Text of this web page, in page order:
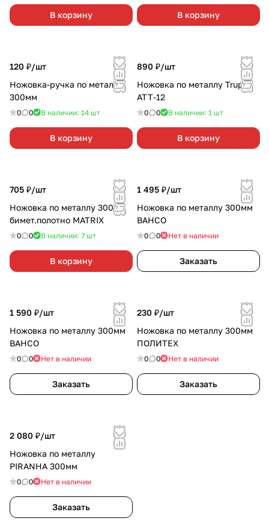
В корзину В корзину
120 ₽/шт
Ножовка-ручка по металлу
300мм
0 0 В наличии: 14 шт
В корзину
890 ₽/шт
Ножовка по металлу Truper
АТТ-12
0 0 В наличии: 1 шт
В корзину
705 ₽/шт
Ножовка по металлу 300мм
бимет.полотно MATRIX
0 0 В наличии: 7 шт
В корзину
1 495 ₽/шт
Ножовка по металлу 300мм
BAHCO
0 0 Нет в наличии
Заказать
1 590 ₽/шт
Ножовка по металлу 300мм
BAHCO
0 0 Нет в наличии
Заказать
230 ₽/шт
Ножовка по металлу 300мм
ПОЛИТЕХ
0 0 Нет в наличии
Заказать
2 080 ₽/шт
Ножовка по металлу
PIRANHA 300мм
0 0 Нет в наличии
Заказать